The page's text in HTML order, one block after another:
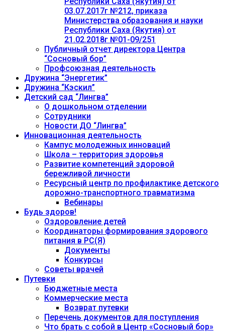
03.07.2017г №212, приказа
Министерства образования и науки
Республики Саха (Якутия) от
21.02.2018г №01-09/251
Публичный отчет директора Центра
“Сосновый бор”
Профсоюзная деятельность
Дружина “Энергетик”
Дружина “Кэскил”
Детский сад “Лингва”
О дошкольном отделении
Сотрудники
Новости ДО “Лингва”
Инновационная деятельность
Кампус молодежных инноваций
Школа – территория здоровья
Развитие компетенций здоровой
бережливой личности
Ресурсный центр по профилактике детского
дорожно-транспортного травматизма
Вебинары
Будь здоров!
Оздоровление детей
Координаторы формирования здорового
питания в РС(Я)
Документы
Конкурсы
Советы врачей
Путевки
Бюджетные места
Коммерческие места
Возврат путевки
Перечень документов для поступления
Что брать с собой в Центр «Сосновый бор»